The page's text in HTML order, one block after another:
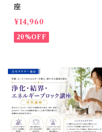
座
¥14,960
20%OFF